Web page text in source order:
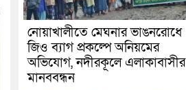
নোয়াখালীতে মেঘনার ভাঙনরোধে
জিও ব্যাগ প্রকল্পে অনিয়মের
অভিযোগ, নদীরকূলে এলাকাবাসীর
মানববন্ধন